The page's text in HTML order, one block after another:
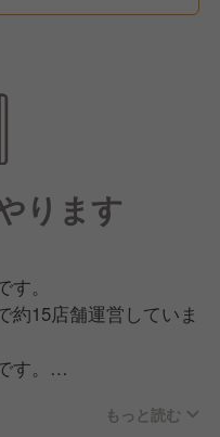
ります
。
約15店舗運営していま
。
県福岡市にあるキャン
もっと読む